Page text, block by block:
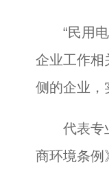
“民用电
企业工作相
侧的企业，
代表专业
商环境条例